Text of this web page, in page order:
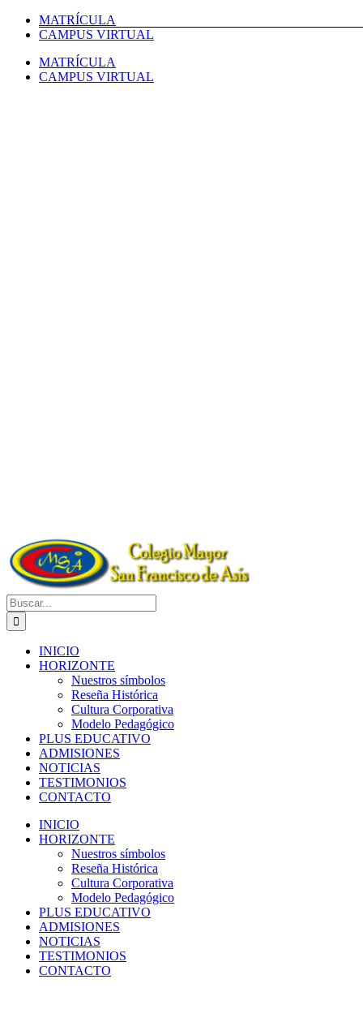
Saltar
MATRÍCULA
CAMPUS VIRTUAL
MATRÍCULA
CAMPUS VIRTUAL
Buscar:
INICIO
HORIZONTE
Nuestros símbolos
Reseña Histórica
Cultura Corporativa
Modelo Pedagógico
PLUS EDUCATIVO
ADMISIONES
NOTICIAS
TESTIMONIOS
CONTACTO
INICIO
HORIZONTE
Nuestros símbolos
Reseña Histórica
Cultura Corporativa
Modelo Pedagógico
PLUS EDUCATIVO
ADMISIONES
NOTICIAS
TESTIMONIOS
CONTACTO